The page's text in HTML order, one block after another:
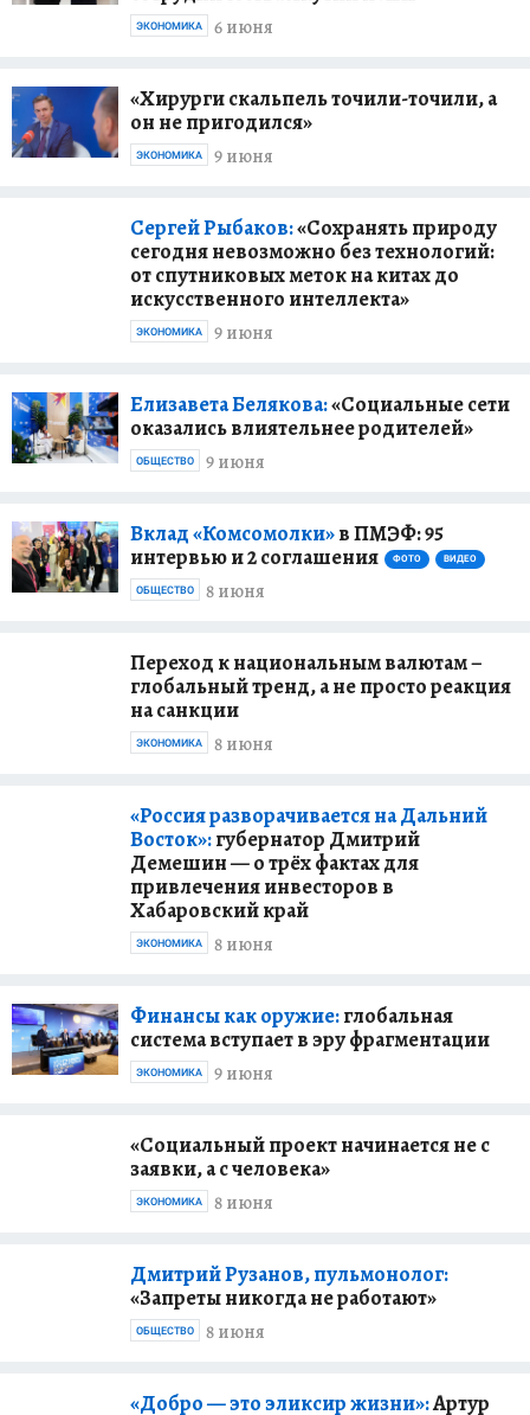
6 июня
ЭКОНОМИКА
«Хирурги скальпель точили-точили, а
он не пригодился»
9 июня
ЭКОНОМИКА
Сергей Рыбаков:«Сохранять природу
сегодня невозможно без технологий:
от спутниковых меток на китах до
искусственного интеллекта»
9 июня
ЭКОНОМИКА
Елизавета Белякова:«Социальные сети
оказались влиятельнее родителей»
9 июня
ОБЩЕСТВО
Вклад «Комсомолки»в ПМЭФ: 95
интервью и 2 соглашения
ФОТО ВИДЕО
8 июня
ОБЩЕСТВО
Переход к национальным валютам –
глобальный тренд, а не просто реакция
на санкции
8 июня
ЭКОНОМИКА
«Россия разворачивается на Дальний
Восток»:губернатор Дмитрий
Демешин — о трёх фактах для
привлечения инвесторов в
Хабаровский край
8 июня
ЭКОНОМИКА
Финансы как оружие:глобальная
система вступает в эру фрагментации
9 июня
ЭКОНОМИКА
«Социальный проект начинается не с
заявки, а с человека»
8 июня
ЭКОНОМИКА
Дмитрий Рузанов, пульмонолог:
«Запреты никогда не работают»
8 июня
ОБЩЕСТВО
«Добро — это эликсир жизни»:Артур